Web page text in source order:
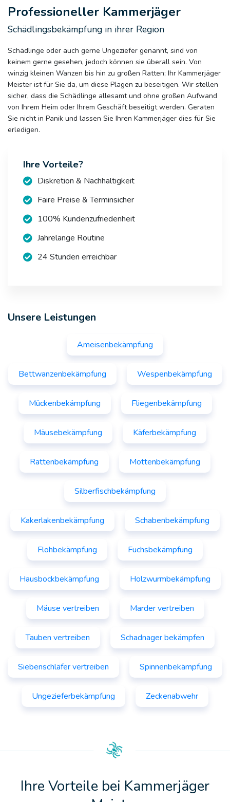
Professioneller Kammerjäger
Schädlingsbekämpfung in ihrer Region
Schädlinge oder auch gerne Ungeziefer genannt, sind von
keinem gerne gesehen, jedoch können sie überall sein. Von
winzig kleinen Wanzen bis hin zu großen Ratten; Ihr Kammerjäger
Meister ist für Sie da, um diese Plagen zu beseitigen. Wir stellen
sicher, dass die Schädlinge allesamt und ohne großen Aufwand
von Ihrem Heim oder Ihrem Geschäft beseitigt werden. Geraten
Sie nicht in Panik und lassen Sie Ihren Kammerjäger dies für Sie
erledigen.
Ihre Vorteile?
Diskretion & Nachhaltigkeit
Faire Preise & Terminsicher
100% Kundenzufriedenheit
Jahrelange Routine
24 Stunden erreichbar
Unsere Leistungen
Ameisenbekämpfung
Bettwanzenbekämpfung Wespenbekämpfung
Mückenbekämpfung Fliegenbekämpfung
Mäusebekämpfung Käferbekämpfung
Rattenbekämpfung Mottenbekämpfung
Silberfischbekämpfung
Kakerlakenbekämpfung Schabenbekämpfung
Flohbekämpfung Fuchsbekämpfung
Hausbockbekämpfung Holzwurmbekämpfung
Mäuse vertreiben Marder vertreiben
Tauben vertreiben Schadnager bekämpfen
Siebenschläfer vertreiben Spinnenbekämpfung
Ungezieferbekämpfung Zeckenabwehr
Ihre Vorteile bei Kammerjäger